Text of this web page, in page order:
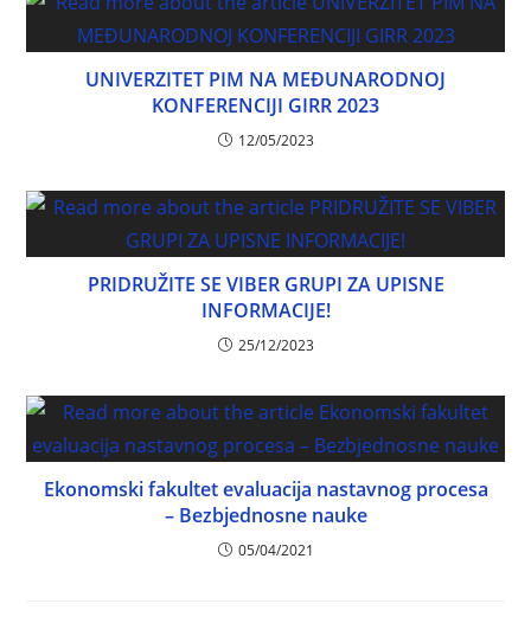
UNIVERZITET PIM NA MEĐUNARODNOJ
KONFERENCIJI GIRR 2023
12/05/2023
PRIDRUŽITE SE VIBER GRUPI ZA UPISNE
INFORMACIJE!
25/12/2023
Ekonomski fakultet evaluacija nastavnog procesa
– Bezbjednosne nauke
05/04/2021